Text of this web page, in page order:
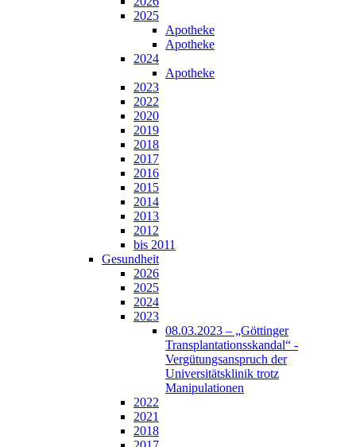
2025
Apotheke
Apotheke
2024
Apotheke
2023
2022
2020
2019
2018
2017
2016
2015
2014
2013
2012
bis 2011
Gesundheit
2026
2025
2024
2023
08.03.2023 – „Göttinger
Transplantationsskandal“ -
Vergütungsanspruch der
Universitätsklinik trotz
Manipulationen
2022
2021
2018